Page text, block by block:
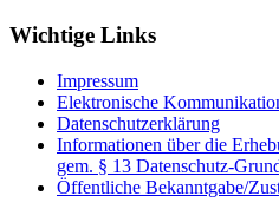
Wichtige Links
Impressum
Elektronische
Datenschutzerklärung
Informationen über die
gem. § 13 Datenschutz-
Öffentliche Bekanntgabe/